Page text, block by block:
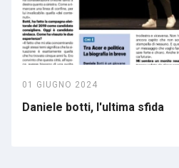
01 GIUGNO 2024
Daniele botti, l'ultima sfida